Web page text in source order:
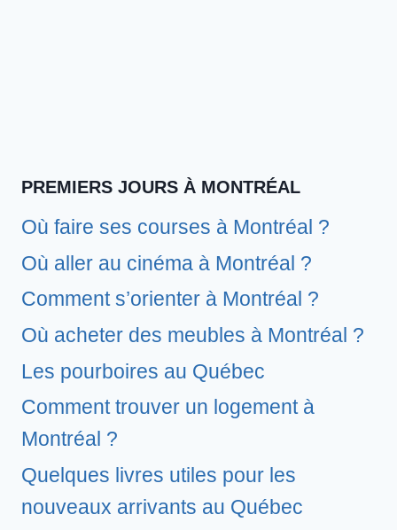
PREMIERS JOURS À MONTRÉAL
Où faire ses courses à Montréal ?
Où aller au cinéma à Montréal ?
Comment s’orienter à Montréal ?
Où acheter des meubles à Montréal ?
Les pourboires au Québec
Comment trouver un logement à
Montréal ?
Quelques livres utiles pour les
nouveaux arrivants au Québec